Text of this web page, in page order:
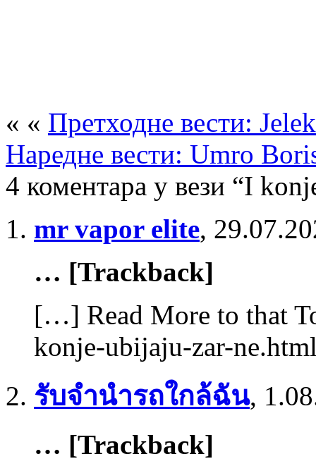
« « Претходне вести:
Наредне вести: Umro
4 коментара у вези “I
mr vapor elite,
… [Trackback]
[…] Read More to that
konje-ubijaju-zar-
รับจำนำรถใกล้ฉัน,
… [Trackback]